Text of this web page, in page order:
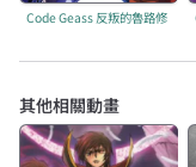
Code Geass 反叛的魯路修
其他相關動畫